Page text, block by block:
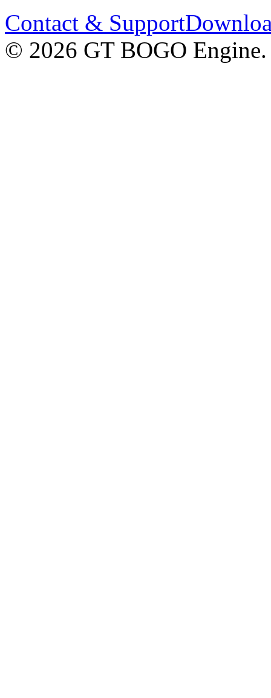
Contact & Support
© 2026 GT BOGO